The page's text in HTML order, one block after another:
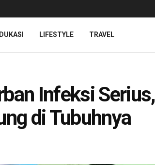
LIFESTYLE TRAVEL
Infeksi Serius,
di Tubuhnya